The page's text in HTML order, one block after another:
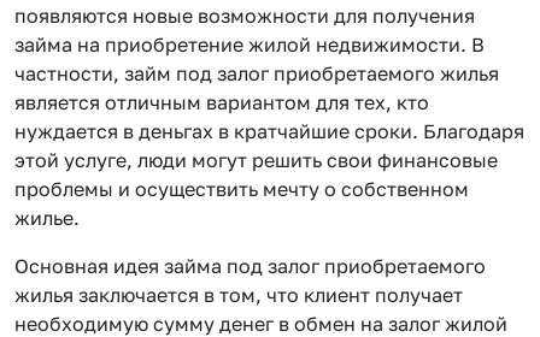
появляются новые возможности для получения
займа на приобретение жилой недвижимости. В
частности, займ под залог приобретаемого жилья
является отличным вариантом для тех, кто
нуждается в деньгах в кратчайшие сроки. Благодаря
этой услуге, люди могут решить свои финансовые
проблемы и осуществить мечту о собственном
жилье.
Основная идея займа под залог приобретаемого
жилья заключается в том, что клиент получает
необходимую сумму денег в обмен на залог жилой